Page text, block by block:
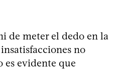
de meter el dedo en la
no
es evidente que